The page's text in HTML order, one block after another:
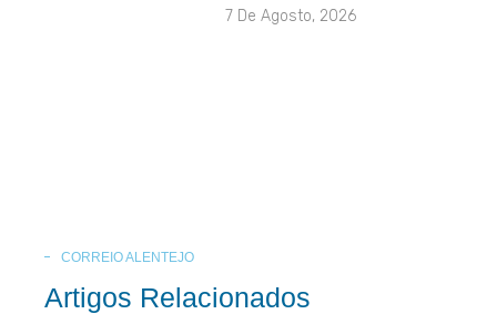
7 De Agosto, 2026
CORREIO ALENTEJO
Artigos Relacionados